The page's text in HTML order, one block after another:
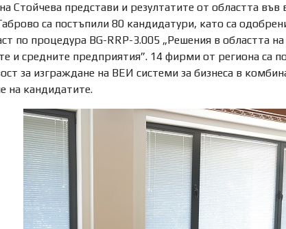
Стойчева представи и резултатите от областта
са постъпили 80 кандидатури, като са
по процедура BG-RRP-3.005 „Решения в областта
и средните предприятия”. 14 фирми от региона са
за изграждане на ВЕИ системи за бизнеса в
на кандидатите.